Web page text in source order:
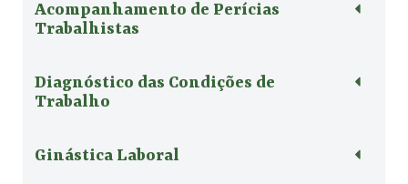
Acompanhamento de Perícias
Trabalhistas
Diagnóstico das Condições de
Trabalho
Ginástica Laboral